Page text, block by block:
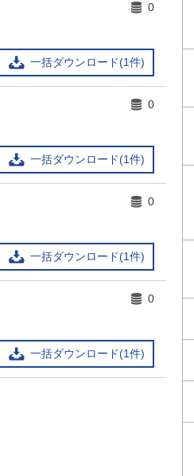
一括ダウンロード(1件)
0
一括ダウンロード(1件)
0
一括ダウンロード(1件)
0
一括ダウンロード(1件)
0